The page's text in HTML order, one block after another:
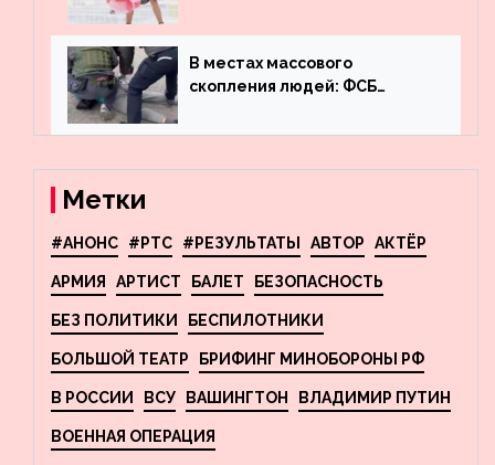
что обсуждают в мире
фигурного катания
В местах массового
скопления людей: ФСБ
террористов, планировавших
Метки
#АНОНС #РТС #РЕЗУЛЬТАТЫ АВТОР АКТЁР
АРМИЯ АРТИСТ БАЛЕТ БЕЗОПАСНОСТЬ
БЕЗ ПОЛИТИКИ БЕСПИЛОТНИКИ
БОЛЬШОЙ ТЕАТР БРИФИНГ МИНОБОРОНЫ РФ
В РОССИИ ВСУ ВАШИНГТОН ВЛАДИМИР ПУТИН
ВОЕННАЯ ОПЕРАЦИЯ